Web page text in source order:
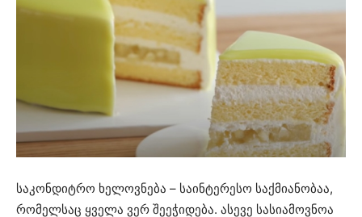
საკონდიტრო ხელოვნება – საინტერესო საქმიანობაა,
რომელსაც ყველა ვერ შეეჭიდება. ასევე სასიამოვნოა